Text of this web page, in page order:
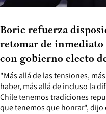
"Más allá de las tensiones,
haber, más allá de incluso la
Chile tenemos tradiciones
que tenemos que honrar", dijo
Boric refuerza
retomar de inmediato
con gobierno electo